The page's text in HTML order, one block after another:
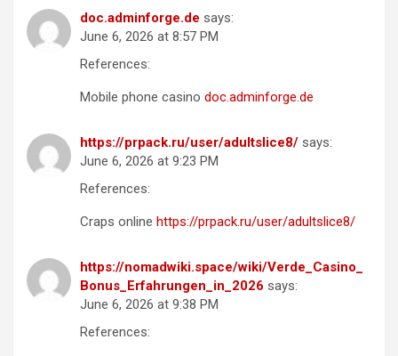
doc.adminforge.de says:
June 6, 2026 at 8:57 PM
References:
Mobile phone casino doc.adminforge.de
https://prpack.ru/user/adultslice8/ says:
June 6, 2026 at 9:23 PM
References:
Craps online https://prpack.ru/user/adultslice8/
https://nomadwiki.space/wiki/Verde_Casino_
Bonus_Erfahrungen_in_2026 says:
June 6, 2026 at 9:38 PM
References: